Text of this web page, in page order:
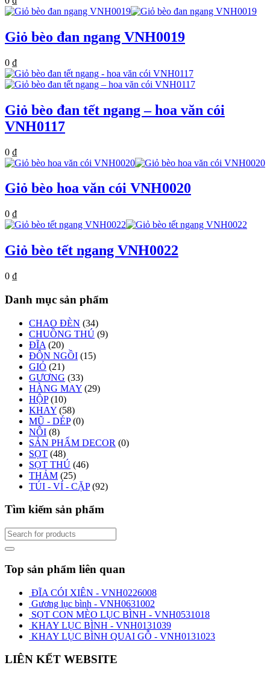
Giỏ bèo đan ngang VNH0019
0 ₫
Giỏ bèo đan tết ngang – hoa văn cói
VNH0117
0 ₫
Giỏ bèo hoa văn cói VNH0020
0 ₫
Giỏ bèo tết ngang VNH0022
0 ₫
Danh mục sản phẩm
CHAO ĐÈN (34)
CHUỒNG THÚ (9)
ĐĨA (20)
ĐÔN NGỒI (15)
GIỎ (21)
GƯƠNG (33)
HÀNG MAY (29)
HỘP (10)
KHAY (58)
MŨ - DÉP (0)
NÔI (8)
SẢN PHẨM DECOR (0)
SỌT (48)
SỌT THÚ (46)
THẢM (25)
TÚI - VÍ - CẶP (92)
Tìm kiếm sản phẩm
Top sản phẩm liên quan
ĐĨA CÓI XIÊN - VNH0226008
Gương lục bình - VNH0631002
SỌT CON MÈO LỤC BÌNH - VNH0531018
KHAY LỤC BÌNH - VNH0131039
KHAY LỤC BÌNH QUAI GỖ - VNH0131023
LIÊN KẾT WEBSITE